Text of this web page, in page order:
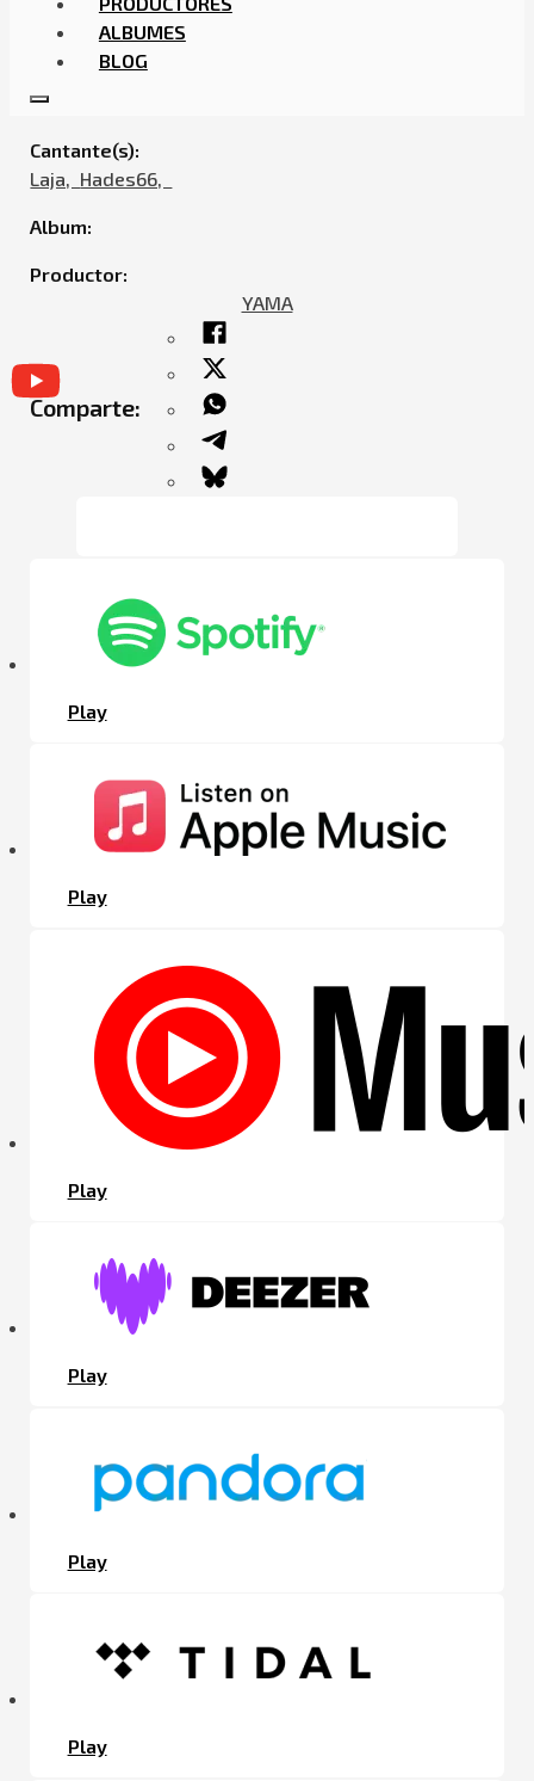
ALBUMES
BLOG
Cantante(s):
Laja,ㅤㅤ Hades66,ㅤㅤ
Album:
Productor:
YAMA
Comparte:
Play
Play
Play
Play
Play
Play